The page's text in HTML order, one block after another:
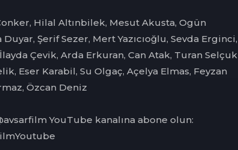
Hilal Altınbilek, Mesut Akusta, Ogün
Şerif Sezer, Mert Yazıcıoğlu, Sevda Erginci,
Çevik, Arda Erkuran, Can Atak, Turan Selçuk
Eser Karabil, Su Olgaç, Açelya Elmas, Feyzan
Özcan Deniz
YouTube kanalına abone olun: